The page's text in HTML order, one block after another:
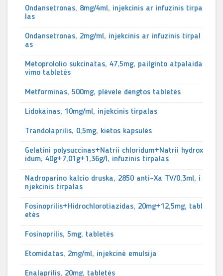
Ondansetronas, 8mg/4ml, injekcinis ar infuzinis tirpa
las
Ondansetronas, 2mg/ml, injekcinis ar infuzinis tirpal
as
Metoprololio sukcinatas, 47,5mg, pailginto atpalaida
vimo tabletės
Metforminas, 500mg, plėvele dengtos tabletės
Lidokainas, 10mg/ml, injekcinis tirpalas
Trandolaprilis, 0,5mg, kietos kapsulės
Gelatini polysuccinas+Natrii chloridum+Natrii hydrox
idum, 40g+7,01g+1,36g/l, infuzinis tirpalas
Nadroparino kalcio druska, 2850 anti-Xa TV/0,3ml, i
njekcinis tirpalas
Fosinoprilis+Hidrochlorotiazidas, 20mg+12,5mg, tabl
etės
Fosinoprilis, 5mg, tabletės
Etomidatas, 2mg/ml, injekcinė emulsija
Enalaprilis, 20mg, tabletės